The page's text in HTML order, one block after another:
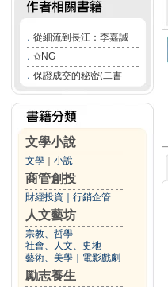
． 從細流到長江：李嘉誠
． ✩NG
． 保證成交的秘密(二書
文學小說
文學 小說
商管創投
財經投資 行銷企管
人文藝坊
宗教、哲學
社會、人文、史地
藝術、美學
電影戲劇
勵志養生